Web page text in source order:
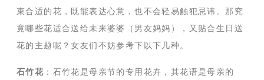
束合适的花，既能表达心意，也不会轻易触犯忌讳。那究
竟哪些花适合送给未来婆婆（男友妈妈），又贴合生日送
花的主题呢？女友们不妨参考下以下几种。
石竹花 ：石竹花是母亲节的专用花卉，其花语是母亲的